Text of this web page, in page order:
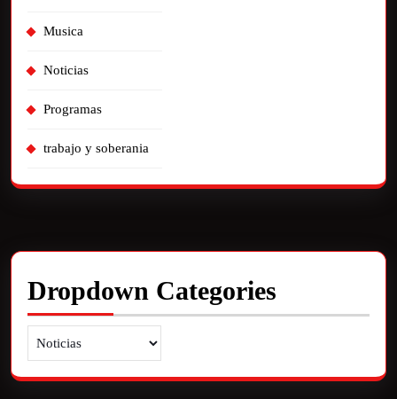
Musica
Noticias
Programas
trabajo y soberania
Dropdown Categories